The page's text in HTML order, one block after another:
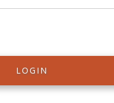
LOGIN